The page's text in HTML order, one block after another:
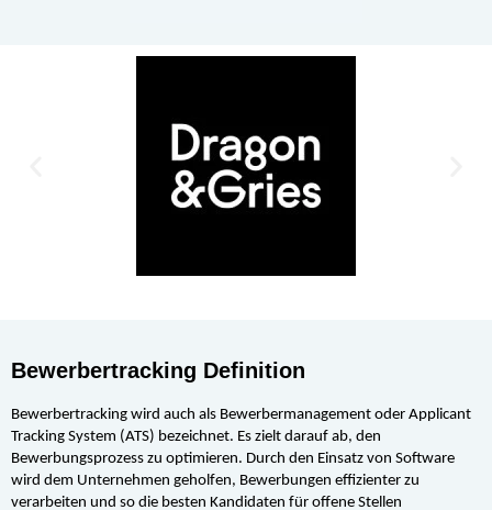
Bewerbertracking Definition
Bewerbertracking wird auch als Bewerbermanagement oder Applicant
Tracking System (ATS) bezeichnet. Es zielt darauf ab, den
Bewerbungsprozess zu optimieren. Durch den Einsatz von Software
wird dem Unternehmen geholfen, Bewerbungen effizienter zu
verarbeiten und so die besten Kandidaten für offene Stellen